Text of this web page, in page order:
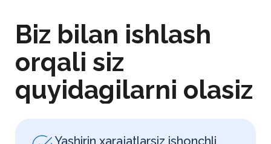
Xavfsizlik va sanitariya
me’yorlariga muvofiqlik